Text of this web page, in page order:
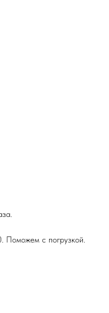
Поможем с погрузкой.